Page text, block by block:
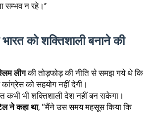
सम्भव न रहे।’’
को शक्तिशाली बनाने की
लीग की तोड़फोड़ की नीति से समझ गये थे कि
कांग्रेस को सहयोग नहीं देगी।
कभी भी शक्तिशाली देश नहीं बन सकेगा।
ने कहा था, ‘‘मैंने उस समय महसूस किया कि